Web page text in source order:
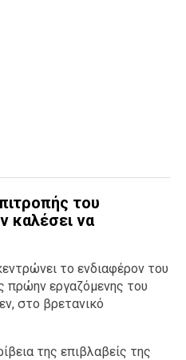
του
καλέσει να
το ενδιαφέρον του
πρώην εργαζόμενης του
στο βρετανικό
της επιβλαβείς της